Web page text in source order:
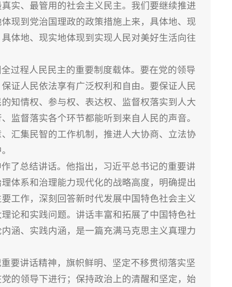
实、最管用的社会主义民主。我们要继续推进
现到党治国理政的政策措施上来，具体地、现
体地、现实地体现到实现人民对美好生活向往
过程人民民主的重要制度载体。要在党的领导
证人民依法享有广泛权利和自由。要保证人民
知情权、参与权、表达权、监督权落实到人大
监督落实各个环节都能听到来自人民的声音。
汇集民智的工作机制，推进人大协商、立法协
了总结讲话。他指出，习近平总书记的重要讲
体系和治理能力现代化的战略高度，明确提出
工作，深刻回答新时代发展中国特色社会主义
论和实践问题。讲话丰富和拓展了中国特色社
涵、实践内涵，是一篇充满马克思主义真理力
要讲话精神，旗帜鲜明、坚定不移贯彻落实坚
的领导下进行；保持政治上的清醒和坚定，始